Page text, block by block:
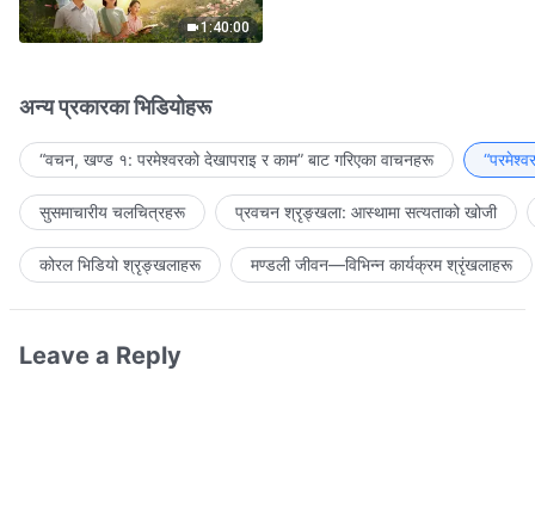
1:40:00
अन्य प्रकारका भिडियोहरू
“वचन, खण्ड १: परमेश्‍वरको देखापराइ र काम” बाट गरिएका वाचनहरू
सुसमाचारीय चलचित्रहरू प्रवचन श्रृङ्खला: आस्थामा सत्यताको खोजी
कोरल भिडियो श्रृङ्खलाहरू मण्डली जीवन—विभिन्‍न कार्यक्रम श्रृंखलाहरू
Leave a Reply